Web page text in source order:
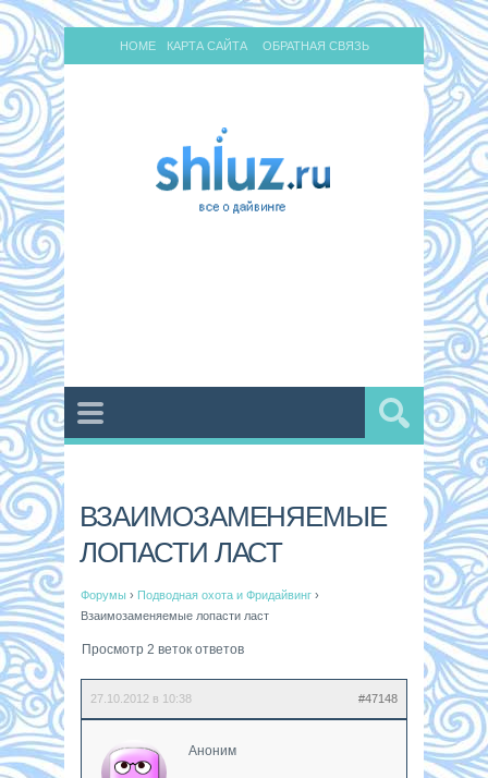
HOME КАРТА САЙТА ОБРАТНАЯ СВЯЗЬ
ВЗАИМОЗАМЕНЯЕМЫЕ
ЛОПАСТИ ЛАСТ
Форумы › Подводная охота и Фридайвинг ›
Взаимозаменяемые лопасти ласт
Просмотр 2 веток ответов
27.10.2012 в 10:38 #47148
Аноним